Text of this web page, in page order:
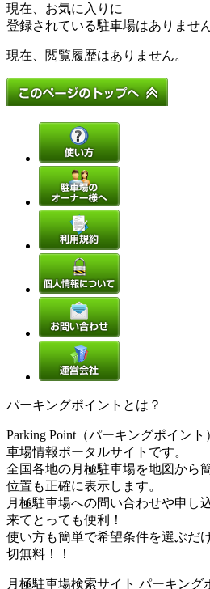
現在、お気に入りに
登録されている駐車場はありません
現在、閲覧履歴はありません。
パーキングポイントとは？
Parking Point（パーキングポイン
車場情報ポータルサイトです。
全国各地の月極駐車場を地図から
位置も正確に表示します。
月極駐車場への問い合わせや申し
来てとっても便利！
使い方も簡単で希望条件を選ぶだ
切無料！！
月極駐車場検索サイト パーキング